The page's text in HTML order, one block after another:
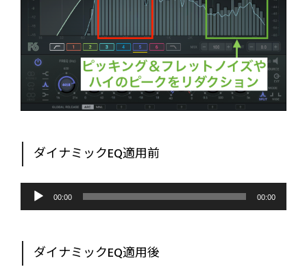
ダイナミックEQ適用前
音
プ
ヤ
00:00 00:00
ダイナミックEQ適用後